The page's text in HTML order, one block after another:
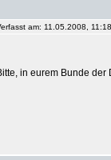
am: 11.05.2008,
in eurem Bunde